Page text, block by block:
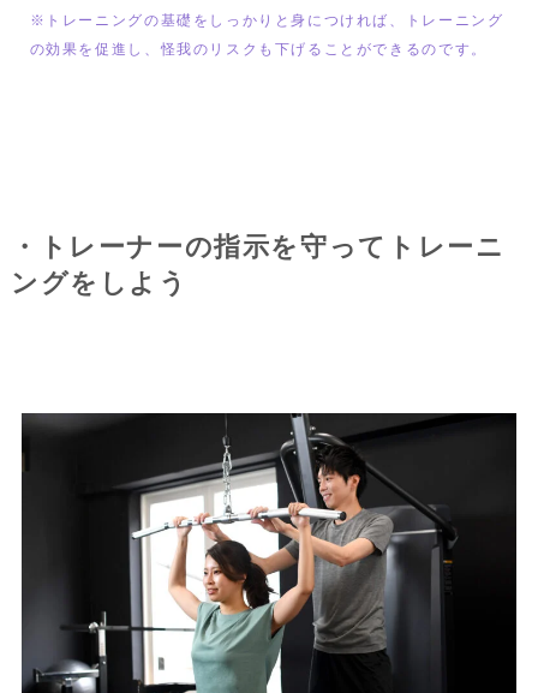
※トレーニングの基礎をしっかりと身につければ、トレーニング
の効果を促進し、怪我のリスクも下げることができるのです。
・トレーナーの指示を守ってトレーニ
ングをしよう